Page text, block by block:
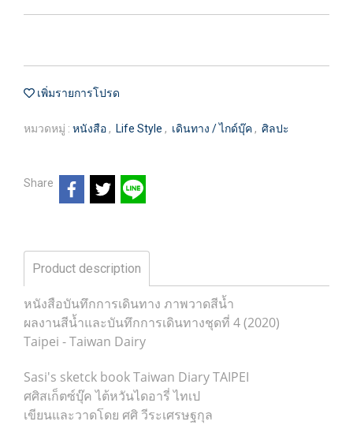
เพิ่มรายการโปรด
หมวดหมู่ : หนังสือ , Life Style , เดินทาง / ไกด์บุ๊ค , ศิลปะ
Share
Product description
หนังสือบันทึกการเดินทาง ภาพวาดสีน้ำ
ผลงานสีน้ำและบันทึกการเดินทางชุดที่ 4 (2020)
Taipei - Taiwan Dairy
Sasi's sketck book Taiwan Diary TAIPEI
ศศิสเก็ตซ์บุ๊ค ไต้หวันไดอารี่ ไทเป
เขียนและวาดโดย ศศิ วีระเศรษฐกุล